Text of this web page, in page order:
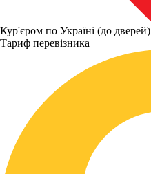
Кур'єром по Україні (до дверей)
Тариф перевізника